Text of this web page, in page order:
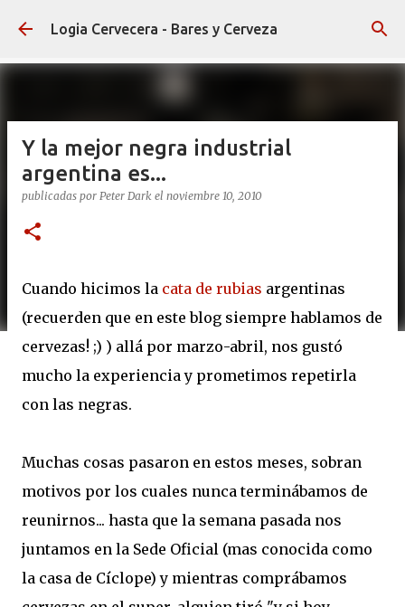
Ir al contenido principal
Logia Cervecera - Bares y Cerveza
Y la mejor negra industrial
argentina es...
publicadas por Peter Dark el noviembre 10, 2010
Cuando hicimos la cata de rubias argentinas
(recuerden que en este blog siempre hablamos de
cervezas! ;) ) allá por marzo-abril, nos gustó
mucho la experiencia y prometimos repetirla
con las negras.
Muchas cosas pasaron en estos meses, sobran
motivos por los cuales nunca terminábamos de
reunirnos... hasta que la semana pasada nos
juntamos en la Sede Oficial (mas conocida como
la casa de Cíclope) y mientras comprábamos